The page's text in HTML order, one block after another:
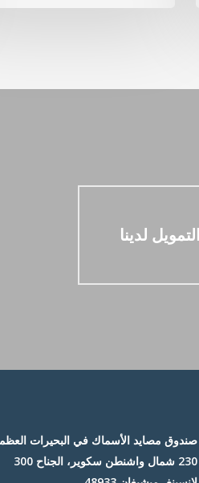
لدينا
صندوق مصايد الأسماك في البحيرات
230 شمال واشنطن سكوير، الجناح 300